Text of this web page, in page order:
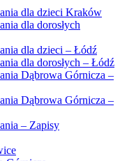
dla dzieci Kraków
dla dorosłych
dla dzieci – Łódź
dla dorosłych – Łódź
Dąbrowa Górnicza –
Dąbrowa Górnicza –
– Zapisy